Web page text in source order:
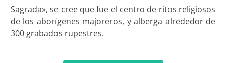
Sagrada», se cree que fue el centro de ritos religiosos
de los aborígenes majoreros, y alberga alrededor de
300 grabados rupestres.